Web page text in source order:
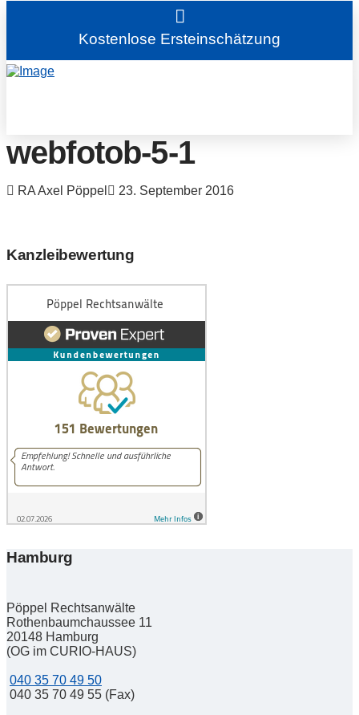
Kostenlose Ersteinschätzung
webfotob-5-1
RA Axel Pöppel 23. September 2016
Kanzleibewertung
Hamburg
Pöppel Rechtsanwälte
Rothenbaumchaussee 11
20148 Hamburg
(OG im CURIO-HAUS)
040 35 70 49 50
040 35 70 49 55 (Fax)